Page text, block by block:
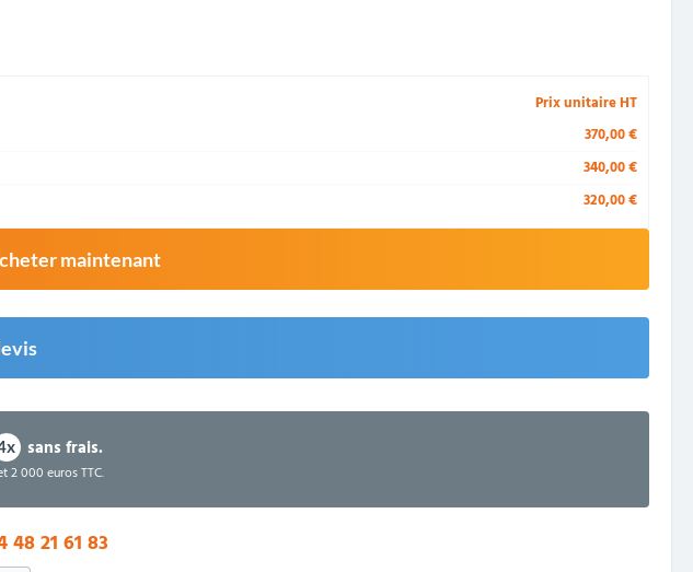
Prix unitaire HT
370,00 €
340,00 €
320,00 €
maintenant
sans frais.
2 000 euros TTC.
48 21 61 83